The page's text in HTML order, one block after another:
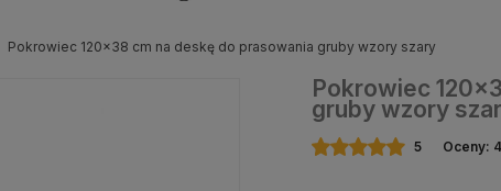
Pokrowiec 120x38 cm na deskę do prasowania gruby wzory szary
Pokrowiec
gruby wzory
5 Oceny: 4